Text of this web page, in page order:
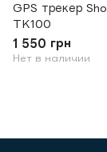
GPS трекер
TK100
1 550 грн
Нет в наличии